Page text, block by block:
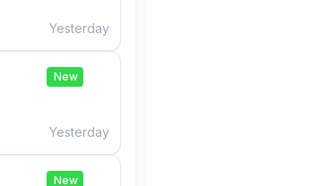
Yesterday
New
Yesterday
New